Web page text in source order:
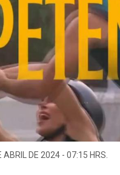
ABRIL DE 2024 - 07:15 HRS.